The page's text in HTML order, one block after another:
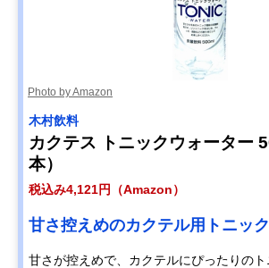
Photo by Amazon
木村飲料
カクテス トニックウォーター
本）
税込み4,121円（Amazon）
甘さ控えめのカクテル用トニッ
甘さが控えめで、カクテルにぴったりの